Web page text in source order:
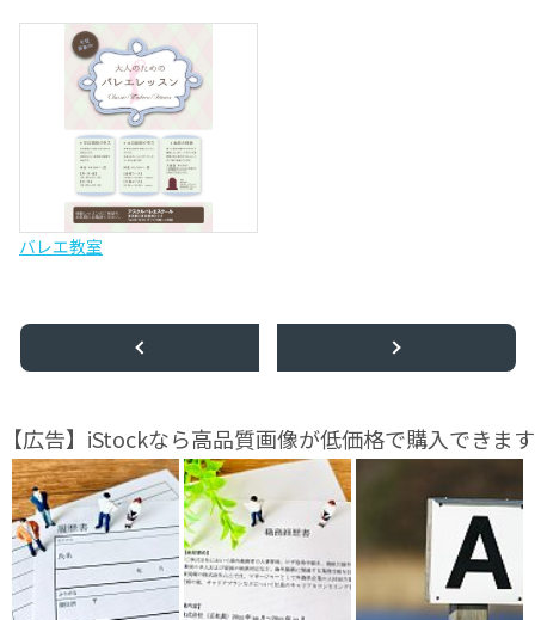
バレエ教室
【広告】iStockなら高品質画像が低価格で購入できます